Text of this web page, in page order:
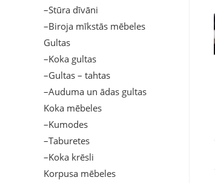
–Stūra dīvāni
–Biroja mīkstās mēbeles
Gultas
–Koka gultas
–Gultas – tahtas
–Auduma un ādas gultas
Koka mēbeles
–Kumodes
–Taburetes
–Koka krēsli
Korpusa mēbeles